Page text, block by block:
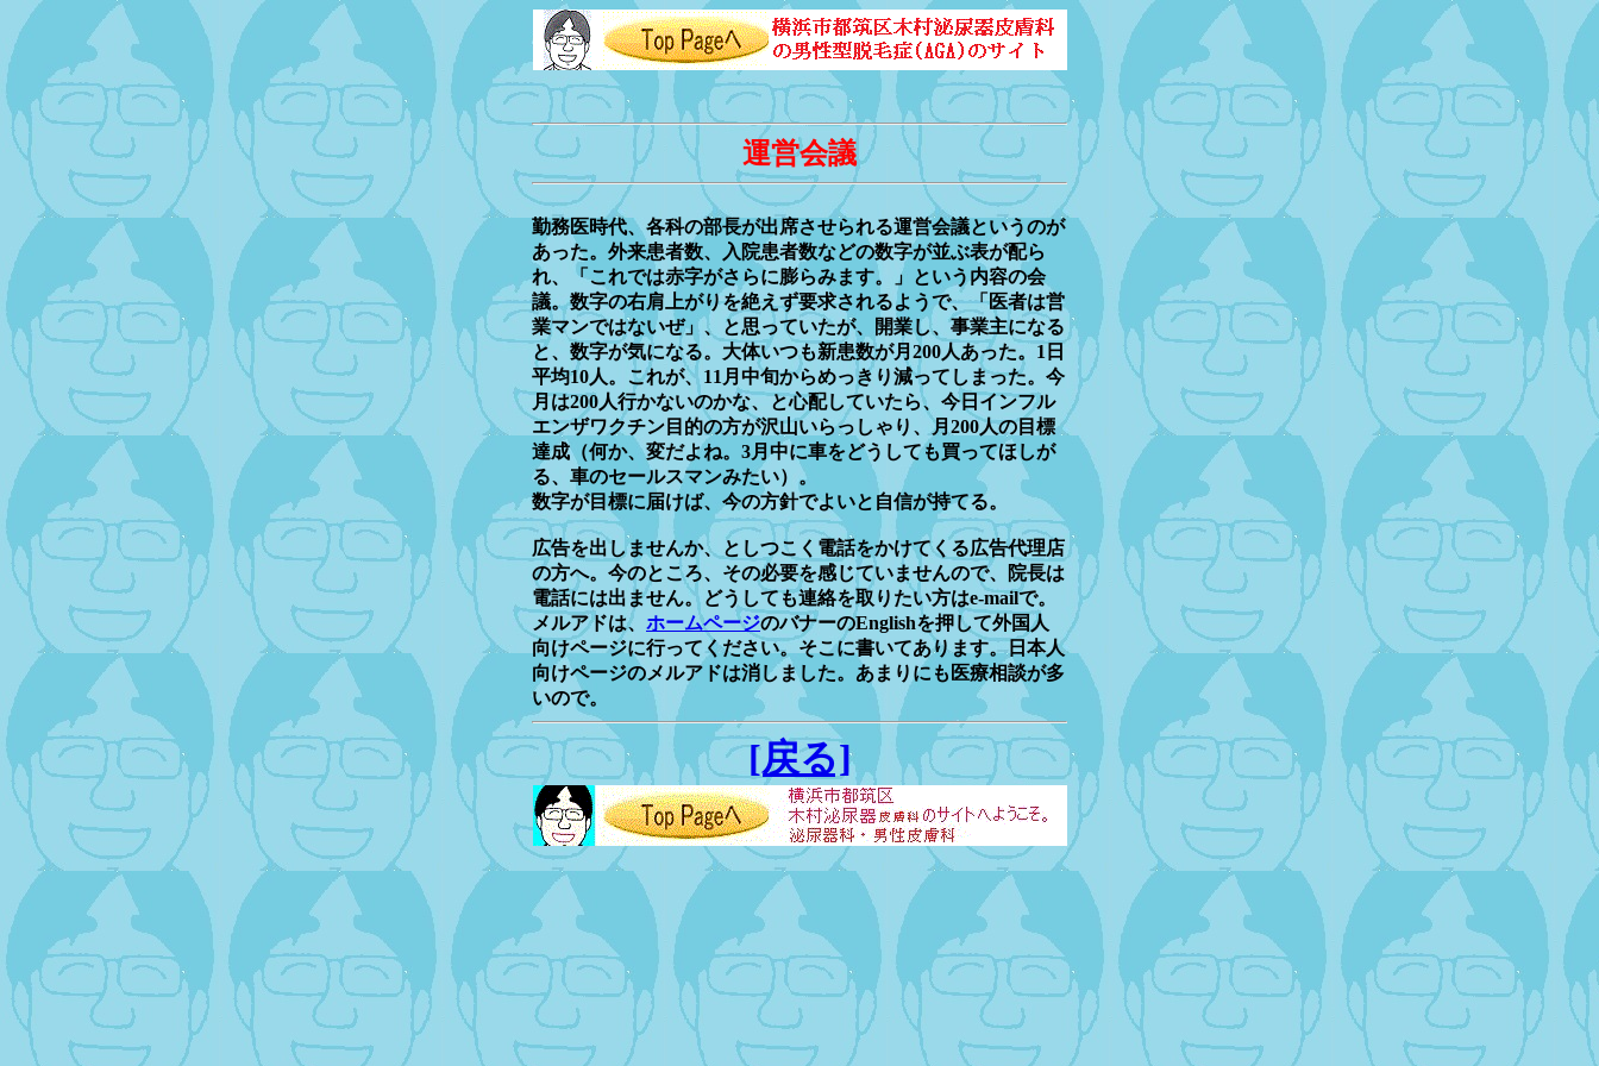
運営会議
勤務医時代、各科の部長が出席させられる運営会議というのが
あった。外来患者数、入院患者数などの数字が並ぶ表が配ら
れ、「これでは赤字がさらに膨らみます。」という内容の会
議。数字の右肩上がりを絶えず要求されるようで、「医者は営
業マンではないぜ」、と思っていたが、開業し、事業主になる
と、数字が気になる。大体いつも新患数が月200人あった。1日
平均10人。これが、11月中旬からめっきり減ってしまった。今
月は200人行かないのかな、と心配していたら、今日インフル
エンザワクチン目的の方が沢山いらっしゃり、月200人の目標
達成（何か、変だよね。3月中に車をどうしても買ってほしが
る、車のセールスマンみたい）。
数字が目標に届けば、今の方針でよいと自信が持てる。
広告を出しませんか、としつこく電話をかけてくる広告代理店
の方へ。今のところ、その必要を感じていませんので、院長は
電話には出ません。どうしても連絡を取りたい方はe-mailで。
メルアドは、 ホームページのバナーのEnglishを押して外国人
向けページに行ってください。そこに書いてあります。日本人
向けページのメルアドは消しました。あまりにも医療相談が多
いので。
[戻る]